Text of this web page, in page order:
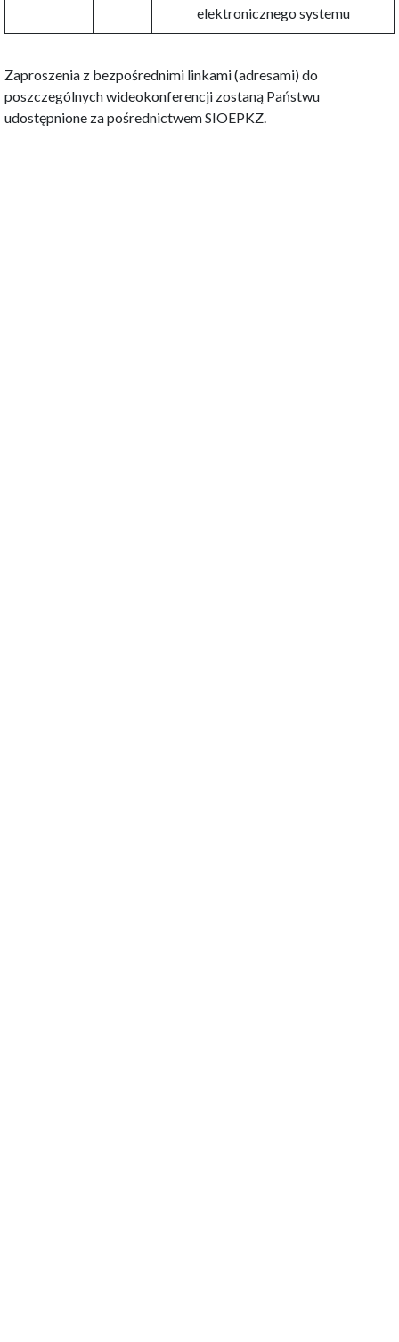
elektronicznego systemu
Zaproszenia z bezpośrednimi linkami (adresami) do
poszczególnych wideokonferencji zostaną Państwu
udostępnione za pośrednictwem SIOEPKZ.